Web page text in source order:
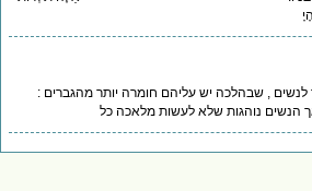
, שבהלכה יש עליהם חומרה יותר מהגברים :
נוהגות שלא לעשות מלאכה כל